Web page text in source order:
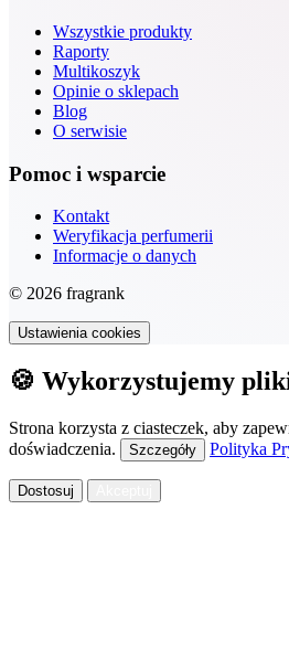
Wszystkie produkty
Raporty
Multikoszyk
Opinie o sklepach
Blog
O serwisie
Pomoc i wsparcie
Kontakt
Weryfikacja perfumerii
Informacje o danych
© 2026 fragrank
Ustawienia cookies
🍪 Wykorzystujemy
Strona korzysta z ciasteczek, aby
doświadczenia.
Szczegóły Polityka
Dostosuj